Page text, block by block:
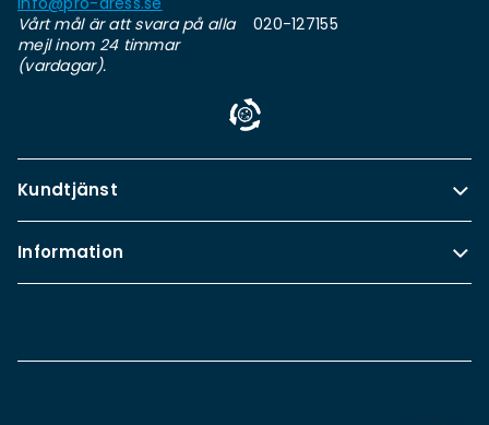
Vårt mål är att svara på alla
mejl inom 24 timmar
(vardagar).
020-127155
Kundtjänst
Information